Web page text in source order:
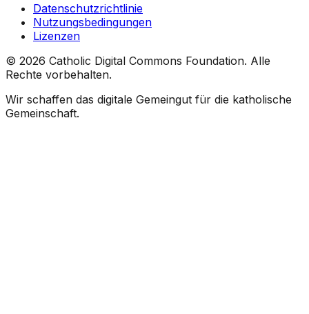
Datenschutzrichtlinie
Nutzungsbedingungen
Lizenzen
© 2026 Catholic Digital Commons Foundation. Alle
Rechte vorbehalten.
Wir schaffen das digitale Gemeingut für die katholische
Gemeinschaft.